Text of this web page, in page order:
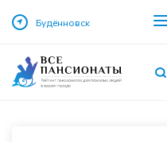
Будённовск